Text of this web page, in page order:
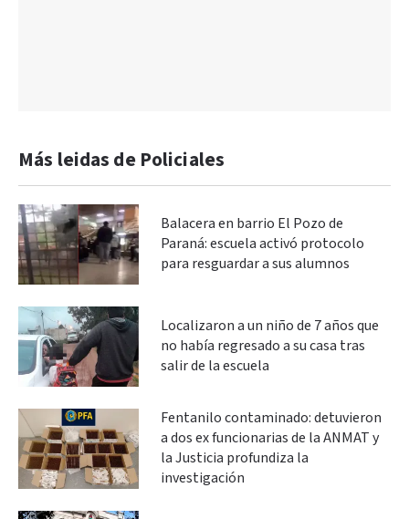
Más leidas de Policiales
Balacera en barrio El Pozo de
Paraná: escuela activó protocolo
para resguardar a sus alumnos
Localizaron a un niño de 7 años que
no había regresado a su casa tras
salir de la escuela
Fentanilo contaminado: detuvieron
a dos ex funcionarias de la ANMAT y
la Justicia profundiza la
investigación